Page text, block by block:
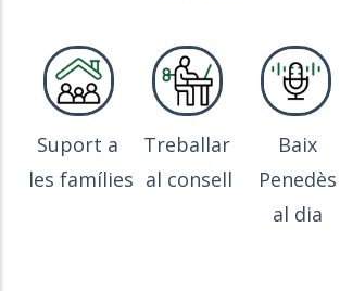
Suport a
les famílies
Treballar
al consell
Baix
Penedès
al dia